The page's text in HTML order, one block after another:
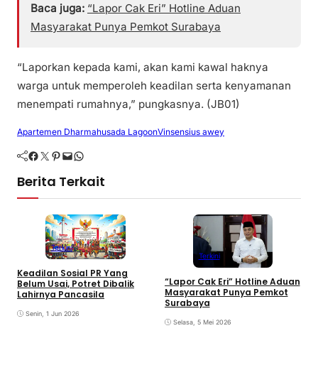
Baca juga: “Lapor Cak Eri” Hotline Aduan
Masyarakat Punya Pemkot Surabaya
“Laporkan kepada kami, akan kami kawal haknya
warga untuk memperoleh keadilan serta kenyamanan
menempati rumahnya,” pungkasnya. (JB01)
Apartemen Dharmahusada LagoonVinsensius awey
Facebook Twitter Pinterest Mail WhatsApp
Berita Terkait
Terkini
Keadilan Sosial PR Yang
Belum Usai, Potret Dibalik
Lahirnya Pancasila
Senin, 1 Jun 2026
Terkini
“Lapor Cak Eri” Hotline Aduan
Masyarakat Punya Pemkot
Surabaya
Selasa, 5 Mei 2026